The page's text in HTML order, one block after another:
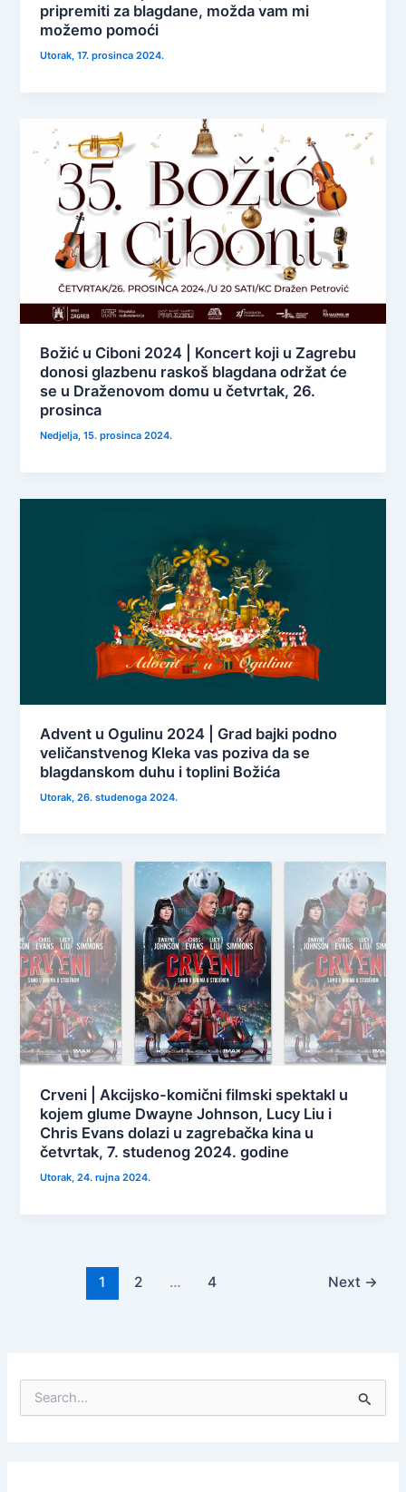
pripremiti za blagdane, možda vam mi
možemo pomoći
Utorak, 17. prosinca 2024.
Božić u Ciboni 2024 | Koncert koji u Zagrebu
donosi glazbenu raskoš blagdana održat će
se u Draženovom domu u četvrtak, 26.
prosinca
Nedjelja, 15. prosinca 2024.
Advent u Ogulinu 2024 | Grad bajki podno
veličanstvenog Kleka vas poziva da se
blagdanskom duhu i toplini Božića
Utorak, 26. studenoga 2024.
Crveni | Akcijsko-komični filmski spektakl u
kojem glume Dwayne Johnson, Lucy Liu i
Chris Evans dolazi u zagrebačka kina u
četvrtak, 7. studenog 2024. godine
Utorak, 24. rujna 2024.
1 2 … 4 Next →